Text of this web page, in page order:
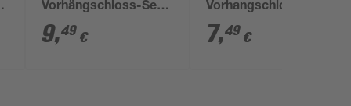
Vorhängschloss-Set
'Duo 770 30 SB'
aluminiumfarben 2 cm
9,49 €
Vorhangschloss 222
20 SB
7,49 €